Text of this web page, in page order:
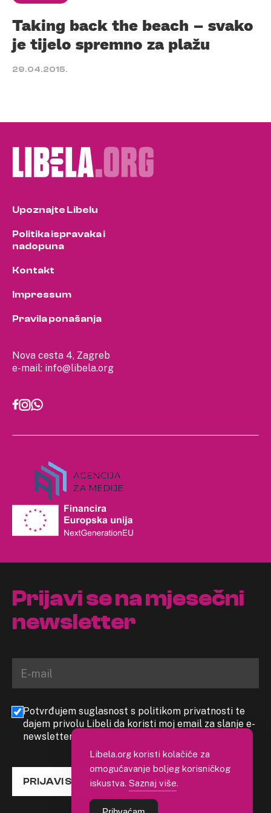
Taking back the beach – svako
je tijelo spremno za plažu
29.04.2015.
Nova cesta 4, Zagreb
e-mail: info@libela.org
Upoznajte Libelu
Politika ispravaka i
nadopuna
Kontakt
Impressum
Pravila ponašanja
Prijavi se na mjesečni
newsletter
Potvrđujem suglasnost s politikom privatnosti te
dajem privolu Libeli da koristi moj email za slanje e-
newslettera
PRIJAVI SE
Libela.org koristi kolačiće za
omogućavanje boljeg korisničkog
iskustva. Saznaj više.